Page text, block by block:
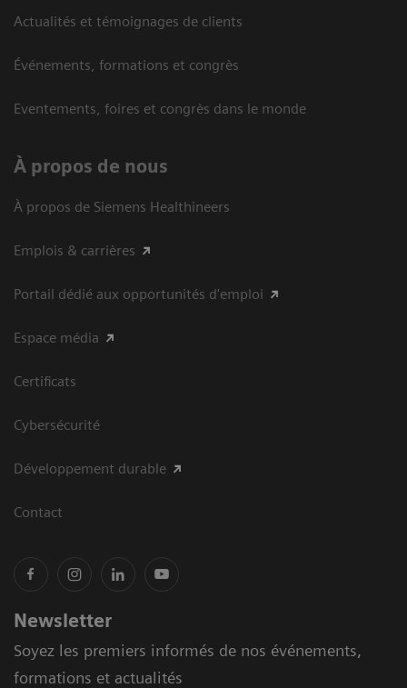
Actualités et témoignages de clients
Événements, formations et congrès
Eventements, foires et congrès dans le monde
À propos de nous
À propos de Siemens Healthineers
Emplois & carrières
Portail dédié aux opportunités d'emploi
Espace média
Certificats
Cybersécurité
Développement durable
Contact
Newsletter
Soyez les premiers informés de nos événements,
formations et actualités